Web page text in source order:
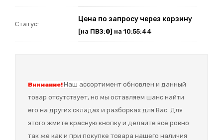
Статус:
Цена по запросу через корзину
[на ПВЗ:0] на 10:55:44
Внимание!Наш ассортимент обновлен и данный
товар отсутствует, но мы оставляем шанс найти
его на других складах и разборках для Вас. Для
этого жмите красную кнопку и делайте всё ровно
так же как и при покупке товара нашего наличия